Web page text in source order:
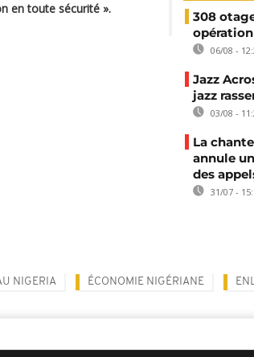
en toute sécurité ».
308
06/08 -
Jazz
jazz
03/08 -
La
annule
des
31/07 -
NIGERIA ÉCONOMIE NIGÉRIANE